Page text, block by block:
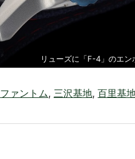
リューズに「F-4」のエン
ファントム, 三沢基地, 百里基